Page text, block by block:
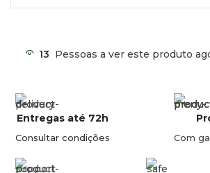
13 Pessoas a ver este produto
Entregas até 72h
Consultar condições Com